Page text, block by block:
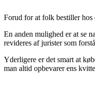
Forud for at folk bestiller
En anden mulighed er at se
revideres af jurister som
Yderligere er det smart at
man altid opbevarer ens